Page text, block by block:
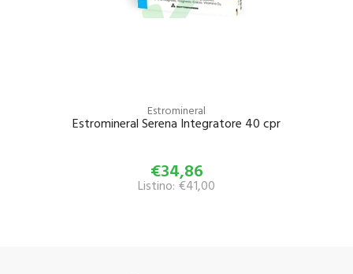
Estromineral
Estromineral Serena Integratore 40 cpr
€34,86
Listino: €41,00